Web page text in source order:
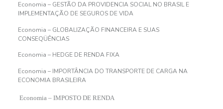
Economia – GESTÃO DA PROVIDENCIA SOCIAL NO BRASIL E
IMPLEMENTAÇÃO DE SEGUROS DE VIDA
Economia – GLOBALIZAÇÃO FINANCEIRA E SUAS
CONSEQÜÊNCIAS
Economia – HEDGE DE RENDA FIXA
Economia – IMPORTÂNCIA DO TRANSPORTE DE CARGA NA
ECONOMIA BRASILEIRA
Economia – IMPOSTO DE RENDA